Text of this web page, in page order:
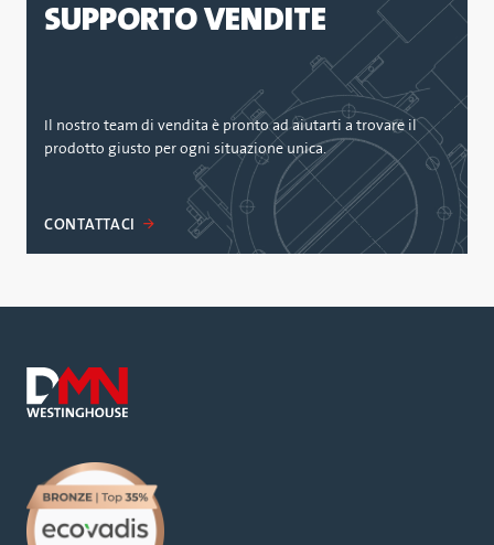
SUPPORTO VENDITE
Il nostro team di vendita è pronto ad aiutarti a trovare il
prodotto giusto per ogni situazione unica.
CONTATTACI